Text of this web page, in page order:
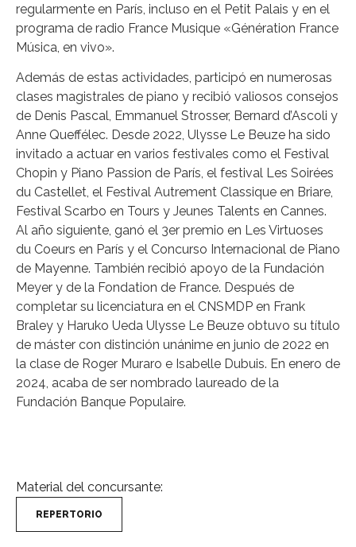
regularmente en París, incluso en el Petit Palais y en el
programa de radio France Musique «Génération France
Música, en vivo».
Además de estas actividades, participó en numerosas
clases magistrales de piano y recibió valiosos consejos
de Denis Pascal, Emmanuel Strosser, Bernard d’Ascoli y
Anne Queffélec. Desde 2022, Ulysse Le Beuze ha sido
invitado a actuar en varios festivales como el Festival
Chopin y Piano Passion de París, el festival Les Soirées
du Castellet, el Festival Autrement Classique en Briare,
Festival Scarbo en Tours y Jeunes Talents en Cannes.
Al año siguiente, ganó el 3er premio en Les Virtuoses
du Coeurs en París y el Concurso Internacional de Piano
de Mayenne. También recibió apoyo de la Fundación
Meyer y de la Fondation de France. Después de
completar su licenciatura en el CNSMDP en Frank
Braley y Haruko Ueda Ulysse Le Beuze obtuvo su título
de máster con distinción unánime en junio de 2022 en
la clase de Roger Muraro e Isabelle Dubuis. En enero de
2024, acaba de ser nombrado laureado de la
Fundación Banque Populaire.
Material del concursante:
REPERTORIO